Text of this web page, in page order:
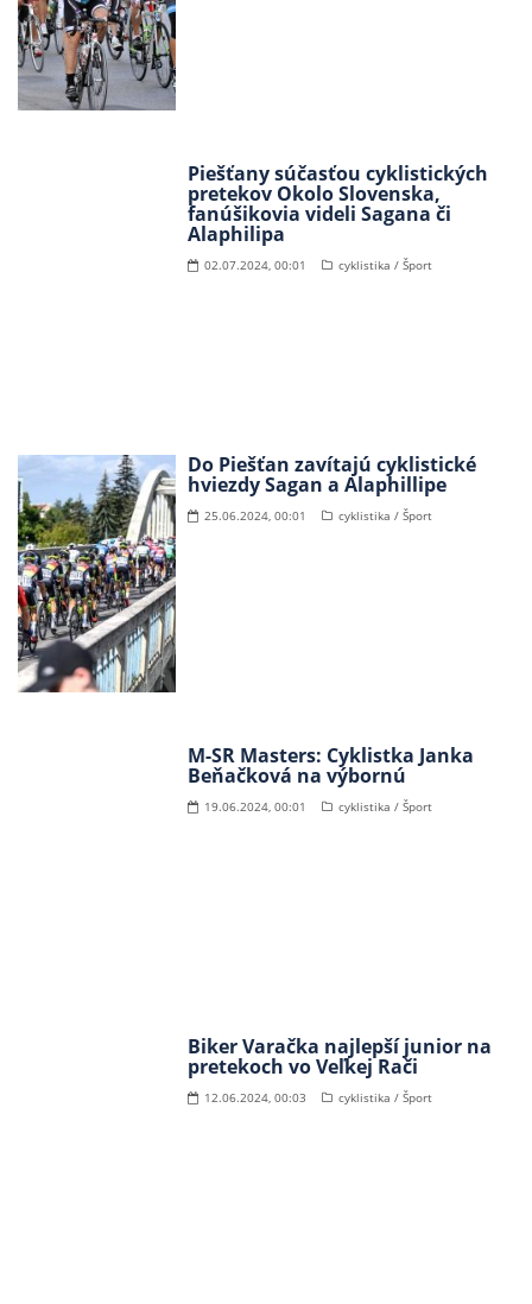
Piešťany súčasťou cyklistických
pretekov Okolo Slovenska,
fanúšikovia videli Sagana či
Alaphilipa
02.07.2024, 00:01 cyklistika / Šport
Do Piešťan zavítajú cyklistické
hviezdy Sagan a Alaphillipe
25.06.2024, 00:01 cyklistika / Šport
M-SR Masters: Cyklistka Janka
Beňačková na výbornú
19.06.2024, 00:01 cyklistika / Šport
Biker Varačka najlepší junior na
pretekoch vo Veľkej Rači
12.06.2024, 00:03 cyklistika / Šport